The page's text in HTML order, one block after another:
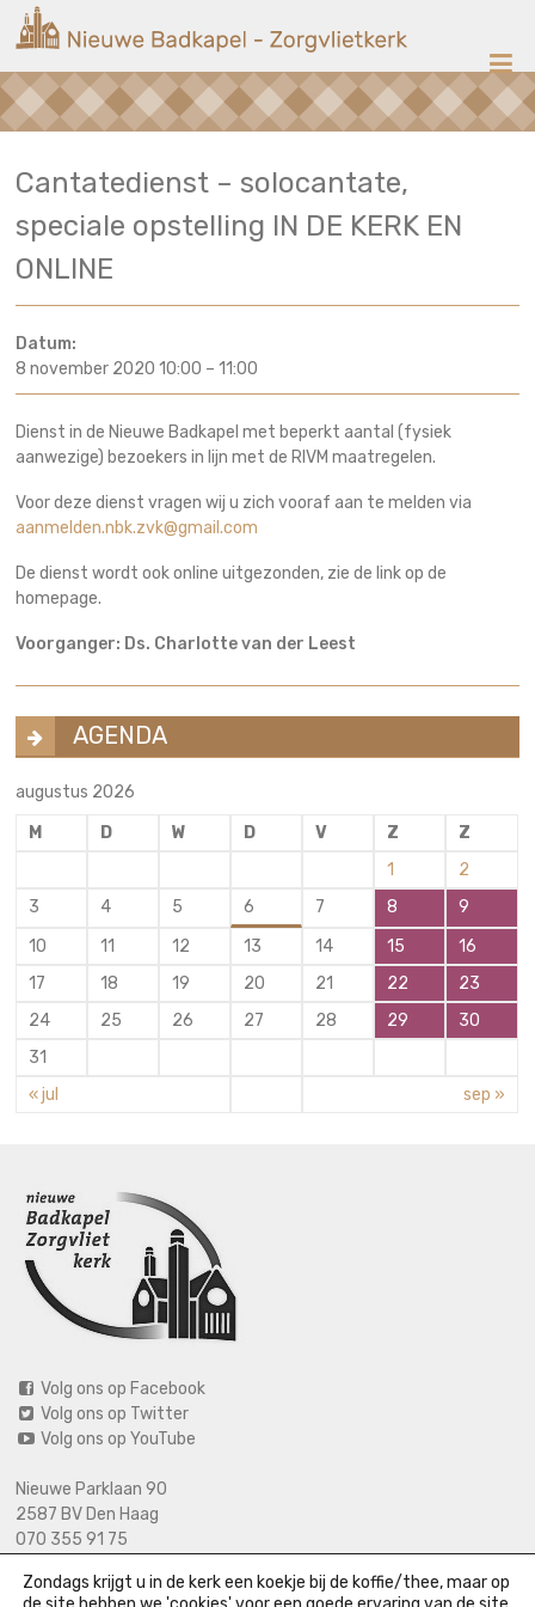
naar
inhoud
Nieuwe
Badkapel
op
Scheveningen
Cantatedienst – solocantate,
speciale opstelling IN DE KERK EN
ONLINE
Datum:
8 november 2020 10:00 –11:00
Dienst in de Nieuwe Badkapel met beperkt aantal (fysiek
aanwezige) bezoekers in lijn met de RIVM maatregelen.
Voor deze dienst vragen wij u zich vooraf aan te melden via
aanmelden.nbk.zvk@gmail.com
De dienst wordt ook online uitgezonden, zie de link op de
homepage.
Voorganger: Ds. Charlotte van der Leest
AGENDA
augustus 2026
M
D W D V Z
Z
1
2
3
4 5 6 7 8
9
10
11 12 13 14 15
16
17
18 19 20 21 22
23
24
25 26 27 28 29
30
31
« jul
sep »
Volg ons op Facebook
Volg ons op Twitter
Volg ons op YouTube
Nieuwe Parklaan 90
2587 BV Den Haag
070 355 91 75
06 2125 2720 (bij calamiteiten)
info@nieuwebadkapel.nl
Zondags krijgt u in de kerk een koekje bij de koffie/thee, maar op